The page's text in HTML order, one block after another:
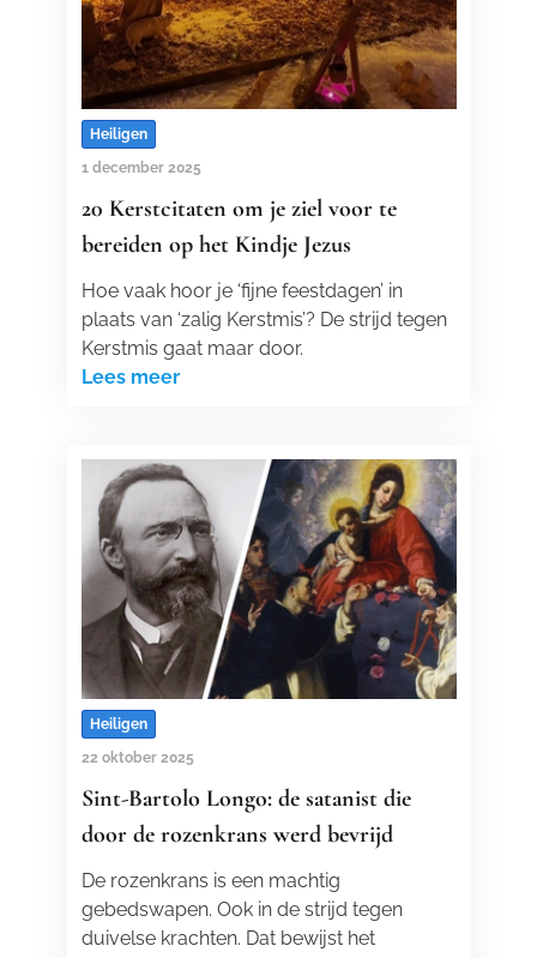
Heiligen
1 december 2025
20 Kerstcitaten om je ziel voor te
bereiden op het Kindje Jezus
Hoe vaak hoor je ‘fijne feestdagen’ in
plaats van ‘zalig Kerstmis’? De strijd tegen
Kerstmis gaat maar door.
Lees meer
Heiligen
22 oktober 2025
Sint-Bartolo Longo: de satanist die
door de rozenkrans werd bevrijd
De rozenkrans is een machtig
gebedswapen. Ook in de strijd tegen
duivelse krachten. Dat bewijst het